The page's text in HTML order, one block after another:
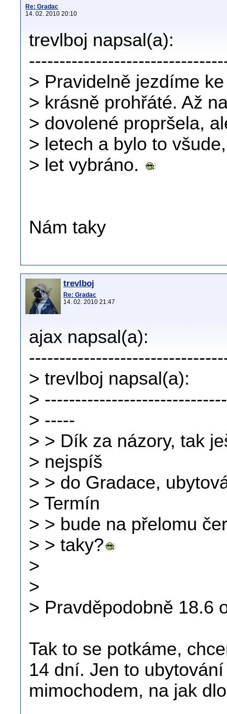
Re: Gradac
14. 02. 2010 20:10
trevlboj napsal(a):
> Pravidelně jezdíme
> krásně prohřáté. Až
> dovolené propršela,
> letech a bylo to
> let vybráno.
Nám taky
trevlboj
Re: Gradac
14. 02. 2010 21:47
ajax napsal(a):
> trevlboj napsal(a):
>
> -----
> > Dík za názory, tak
> nejspíš
> > do Gradace,
> Termín
> > bude na přelomu
> > taky?
>
>
> Pravděpodobně 18.6
Tak to se potkáme,
14 dní. Jen to
mimochodem, na jak